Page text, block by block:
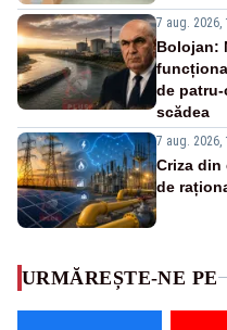
7 aug. 2026,
Bolojan:
de
scădea
7 aug. 2026,
Criza din
de
URMĂREȘTE-NE PE